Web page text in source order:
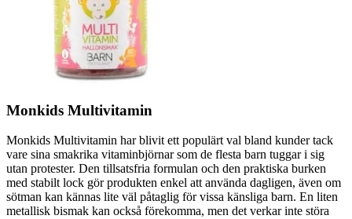
Monkids Multivitamin
Monkids Multivitamin har blivit ett populärt val bland kunder tack
vare sina smakrika vitaminbjörnar som de flesta barn tuggar i sig
utan protester. Den tillsatsfria formulan och den praktiska burken
med stabilt lock gör produkten enkel att använda dagligen, även om
sötman kan kännas lite väl påtaglig för vissa känsliga barn. En liten
metallisk bismak kan också förekomma, men det verkar inte störa